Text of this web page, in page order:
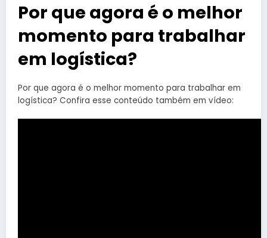
Por que agora é o melhor
momento para trabalhar
em logística?
Por que agora é o melhor momento para trabalhar em
logística? Confira esse conteúdo também em vídeo: